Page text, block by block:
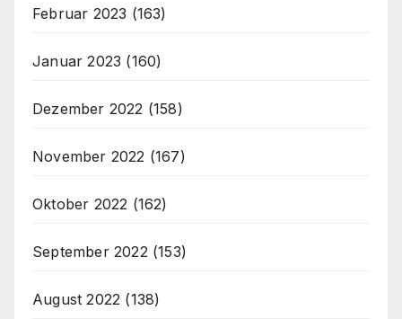
Februar 2023 (163)
Januar 2023 (160)
Dezember 2022 (158)
November 2022 (167)
Oktober 2022 (162)
September 2022 (153)
August 2022 (138)